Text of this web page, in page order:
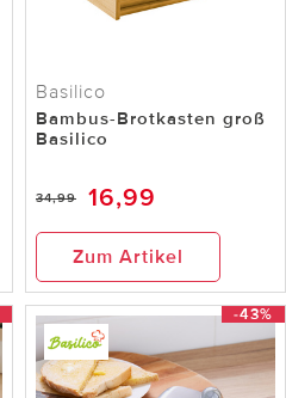
Basilico
Bambus-Brotkasten groß
Basilico
34,99 16,99
Zum Artikel
-43%